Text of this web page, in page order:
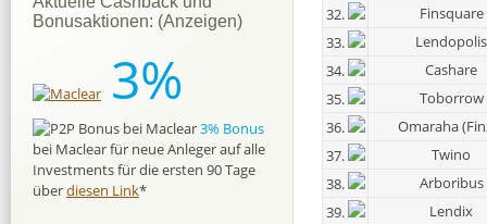
32.
Finsquare
33.
Lendopolis
34.
Cashare
35.
Toborrow
36.
Omaraha
37.
Twino
38.
Arboribus
39.
Lendix
Bonusaktionen: (Anzeigen)
3%
3% Bonus
bei Maclear für neue Anleger auf alle
Investments für die ersten 90 Tage
überdiesen Link*